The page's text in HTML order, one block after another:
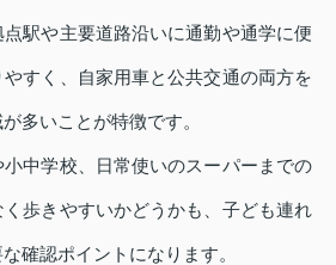
駅や主要道路沿いに通勤や通学に便
すく、自家用車と公共交通の両方を
多いことが特徴です。
中学校、日常使いのスーパーまでの
歩きやすいかどうかも、子ども連れ
確認ポイントになります。